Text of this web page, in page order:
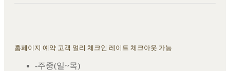
홈페이지 예약 고객 얼리 체크인 레이트 체크아웃 가능
-주중(일~목)